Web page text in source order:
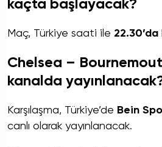
kaçta başlayacak?
Maç, Türkiye saati ile 22.30’da
Chelsea –
kanalda
Karşılaşma, Türkiye’de Bein
canlı olarak yayınlanacak.